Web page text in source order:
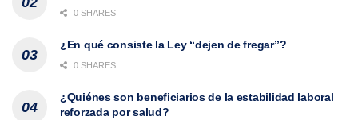
0 SHARES
¿En qué consiste la Ley “dejen de fregar”?
0 SHARES
¿Quiénes son beneficiarios de la estabilidad laboral
reforzada por salud?